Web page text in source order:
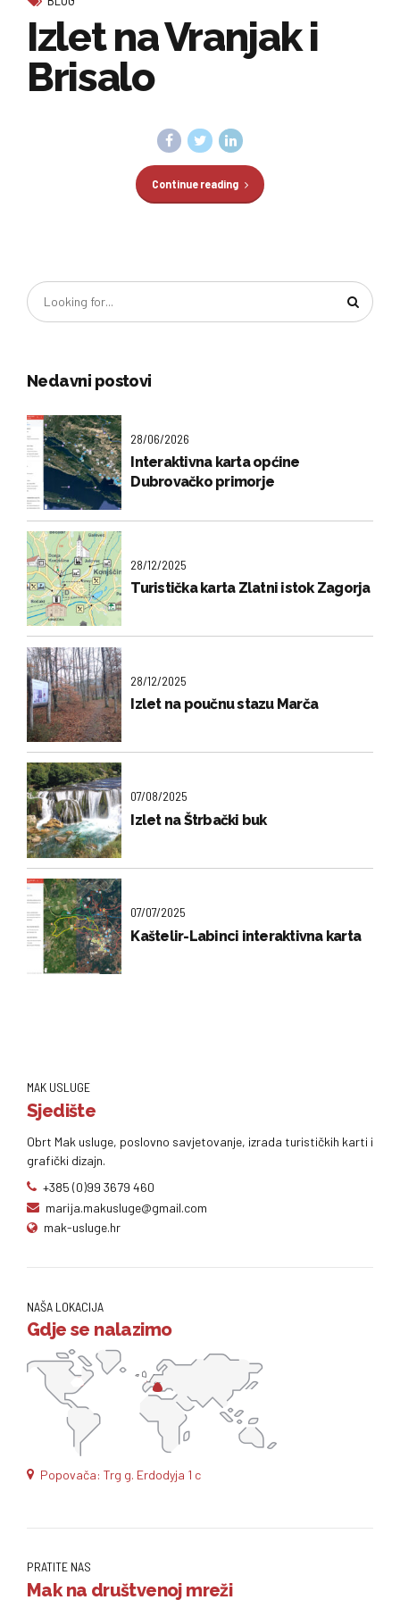
Izlet na Vranjak i
Brisalo
Continue reading
Nedavni postovi
28/06/2026
Interaktivna karta općine
Dubrovačko primorje
28/12/2025
Turistička karta Zlatni istok Zagorja
28/12/2025
Izlet na poučnu stazu Marča
07/08/2025
Izlet na Štrbački buk
07/07/2025
Kaštelir-Labinci interaktivna karta
MAK USLUGE
Sjedište
Obrt Mak usluge, poslovno savjetovanje, izrada turističkih karti i
grafički dizajn.
+385 (0)99 3679 460
marija.makusluge@gmail.com
mak-usluge.hr
NAŠA LOKACIJA
Gdje se nalazimo
Popovača: Trg g. Erdodyja 1 c
PRATITE NAS
Mak na društvenoj mreži